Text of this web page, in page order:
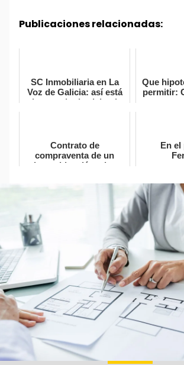
Publicaciones relacionadas:
SC Inmobiliaria en La
Voz de Galicia: así está
el mercado de vivienda
Que
permitir:
Contrato de
compraventa de un
inmueble: cláusulas
En
Crea una